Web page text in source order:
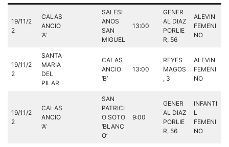
19/11/2
2
CALAS
ANCIO
‘A’
SALESI
ANOS
SAN
MIGUEL
13:00
GENER
AL DIAZ
PORLIE
R, 56
ALEVIN
FEMENI
NO
19/11/2
2
SANTA
MARIA
DEL
PILAR
CALAS
ANCIO
‘B’
13:00
REYES
MAGOS
, 3
ALEVIN
FEMENI
NO
19/11/2
2
CALAS
ANCIO
‘A’
SAN
PATRICI
O SOTO
‘BLANC
O’
9:00
GENER
AL DIAZ
PORLIE
R, 56
INFANTI
L
FEMENI
NO